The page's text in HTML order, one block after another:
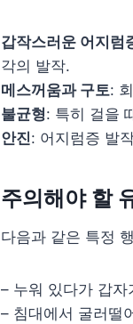
갑작스러운 어지럼
각의 발작.
메스꺼움과 구토:
불균형: 특히 걸을
안진: 어지럼증 발
주의해야 할
다음과 같은 특정
– 누워 있다가 갑자
– 침대에서 굴러떨